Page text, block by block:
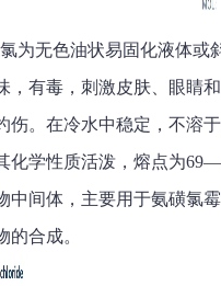
为无色油状易固化液体或
，有毒，刺激皮肤、眼睛
伤。在冷水中稳定，不溶
化学性质活泼，熔点为
中间体，主要用于氨磺氯霉
的合成。